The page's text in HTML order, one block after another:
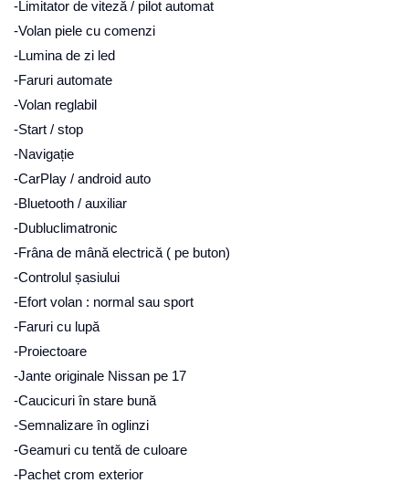
-Limitator de viteză / pilot automat
-Volan piele cu comenzi
-Lumina de zi led
-Faruri automate
-Volan reglabil
-Start / stop
-Navigație
-CarPlay / android auto
-Bluetooth / auxiliar
-Dubluclimatronic
-Frâna de mână electrică ( pe buton)
-Controlul șasiului
-Efort volan : normal sau sport
-Faruri cu lupă
-Proiectoare
-Jante originale Nissan pe 17
-Caucicuri în stare bună
-Semnalizare în oglinzi
-Geamuri cu tentă de culoare
-Pachet crom exterior